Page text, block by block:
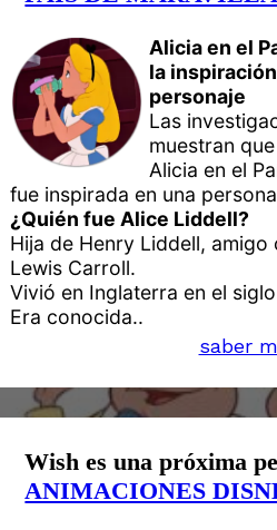
Alicia en el
la
personaje
Las
muestran
Alicia en el
fue inspirada en una
¿Quién fue Alice Liddell?
Hija de Henry Liddell,
Lewis Carroll.
Vivió en Inglaterra en el siglo
Era conocida..
saber
Wish es una próxima
ANIMACIONES